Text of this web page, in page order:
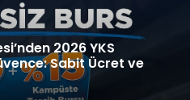
2026 YKS
Sabit Ücret ve